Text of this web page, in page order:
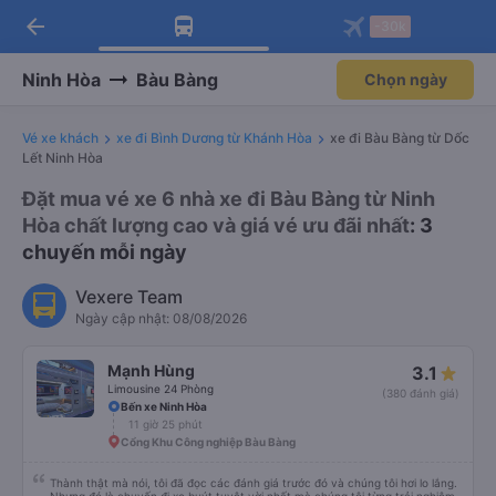
Tải app Vexere ngay!
Nhận ưu đãi thành viên độc
Mở app
Tải app Vexere
-30k/ghế khi đặt vé máy bay qua
Mở app
arrow_back
Ninh Hòa Bàu Bàng Chọn ngày
Vé xe khách xe đi Bình Dương từ Khánh Hòa
xe đi Bàu Bàng từ Dốc
Lết Ninh Hòa
Đặt mua vé xe 6 nhà xe đi Bàu Bàng từ Ninh
Hòa chất lượng cao và giá vé ưu đãi nhất: 3
chuyến mỗi ngày
Vexere Team
Ngày cập nhật: 08/08/2026
Mạnh Hùng
Limousine 24 Phòng
3.1
(380 đánh giá)
Bến xe Ninh Hòa
11 giờ 25 phút
Cổng Khu Công nghiệp Bàu Bàng
Thành thật mà nói, tôi đã đọc các đánh giá trước đó và chúng tôi hơi lo lắng.